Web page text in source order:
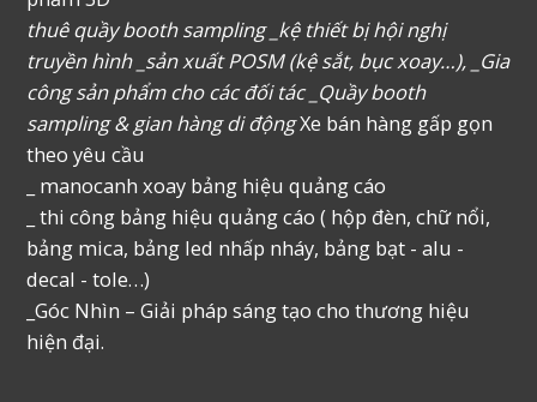
thuê quầy booth sampling _kệ thiết bị hội nghị
truyền hình _sản xuất POSM (kệ sắt, bục xoay…), _Gia
công sản phẩm cho các đối tác _Quầy booth
sampling & gian hàng di độngXe bán hàng gấp gọn
theo yêu cầu
_ manocanh xoay bảng hiệu quảng cáo
_ thi công bảng hiệu quảng cáo ( hộp đèn, chữ nổi,
bảng mica, bảng led nhấp nháy, bảng bạt - alu -
decal - tole…)
_Góc Nhìn – Giải pháp sáng tạo cho thương hiệu
hiện đại.